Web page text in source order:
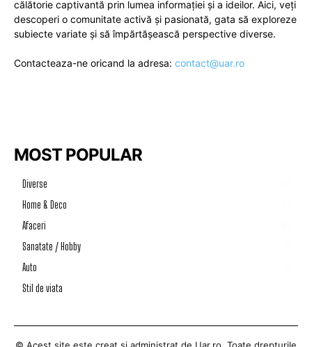
călătorie captivantă prin lumea informației și a ideilor. Aici, veți
descoperi o comunitate activă și pasionată, gata să exploreze
subiecte variate și să împărtășească perspective diverse.
Contacteaza-ne oricand la adresa: contact@uar.ro
MOST POPULAR
Diverse
Home & Deco
Afaceri
Sanatate / Hobby
Auto
Stil de viata